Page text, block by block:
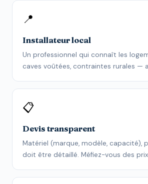
📍
Installateur local
Un professionnel qui connaît les
caves voûtées, contraintes rurales —
📋
Devis transparent
Matériel (marque, modèle,
doit être détaillé. Méfiez-vous des